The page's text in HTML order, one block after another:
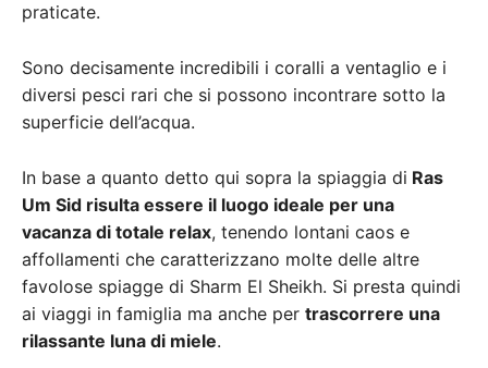
praticate.
Sono decisamente incredibili i coralli a ventaglio e i
diversi pesci rari che si possono incontrare sotto la
superficie dell’acqua.
In base a quanto detto qui sopra la spiaggia di Ras
Um Sid risulta essere il luogo ideale per una
vacanza di totale relax, tenendo lontani caos e
affollamenti che caratterizzano molte delle altre
favolose spiagge di Sharm El Sheikh. Si presta quindi
ai viaggi in famiglia ma anche per trascorrere una
rilassante luna di miele.